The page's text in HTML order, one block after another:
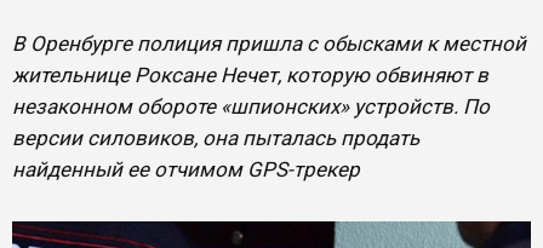
В Оренбурге полиция пришла с обысками к местной
жительнице Роксане Нечет, которую обвиняют в
незаконном обороте «шпионских» устройств. По
версии силовиков, она пыталась продать
найденный ее отчимом GPS-трекер